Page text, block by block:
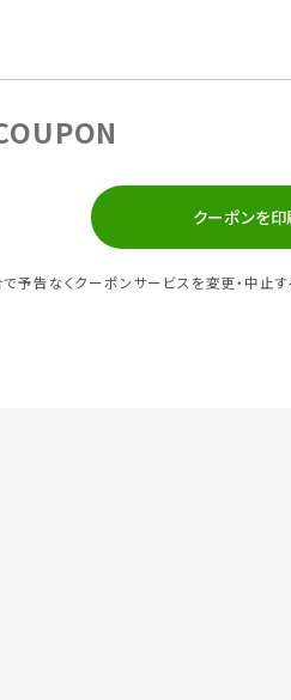
クーポンを印
予告なくクーポンサービスを変更・中止